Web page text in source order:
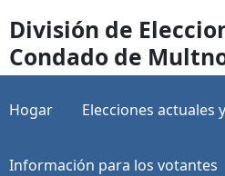
División de
Condado de
Hogar Elecciones actuales
Información para los votantes